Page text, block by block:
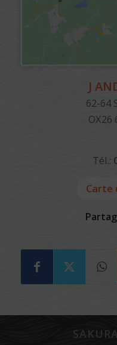
J
62-64
OX26
Tél.:
Carte